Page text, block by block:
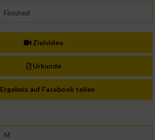
Finished
Zielvideo
Urkunde
Ergebnis auf Facebook teilen
M